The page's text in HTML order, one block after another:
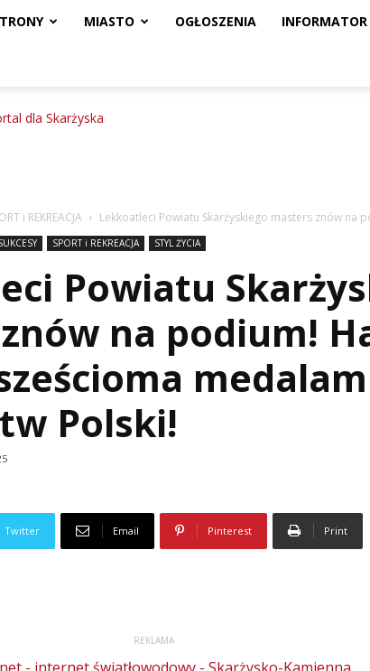
MIASTO OGŁOSZENIA INFORMATOR
i REKREACJA Lekkoatleci Powiatu Skarżyskiego masters znów na
SPORT i REKREACJA STYL ŻYCIA
Powiatu
na podium!
Polski!
Twitter Email Pinterest Print
REKLAMA